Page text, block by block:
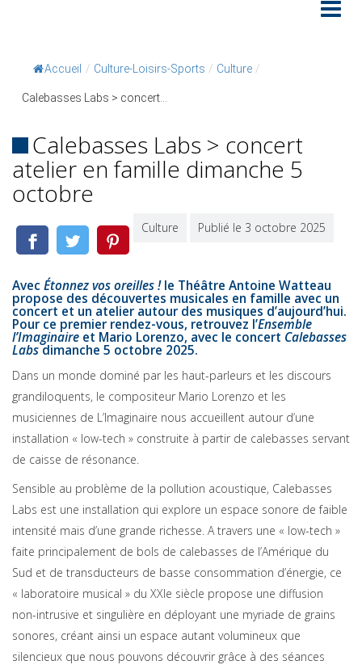
Accueil / Culture-Loisirs-Sports / Culture /
Calebasses Labs > concert...
Calebasses Labs > concert
atelier en famille dimanche 5
octobre
Culture Publié le 3 octobre 2025
Avec Étonnez vos oreilles !le Théâtre Antoine Watteau
propose des découvertes musicales en famille avec un
concert et un atelier autour des musiques d’aujourd’hui.
Pour ce premier rendez-vous, retrouvez l’Ensemble
l’Imaginaire et Mario Lorenzo, avec le concert Calebasses
Labsdimanche 5 octobre 2025.
Dans un monde dominé par les haut-parleurs et les discours
grandiloquents, le compositeur Mario Lorenzo et les
musiciennes de L’Imaginaire nous accueillent autour d’une
installation « low-tech » construite à partir de calebasses servant
de caisse de résonance.
Sensible au problème de la pollution acoustique, Calebasses
Labs est une installation qui explore un espace sonore de faible
intensité mais d’une grande richesse. A travers une « low-tech »
faite principalement de bols de calebasses de l’Amérique du
Sud et de transducteurs de basse consommation d’énergie, ce
« laboratoire musical » du XXIe siècle propose une diffusion
non-intrusive et singulière en déployant une myriade de grains
sonores, créant ainsi un espace autant volumineux que
silencieux que nous pouvons découvrir grâce à des séances